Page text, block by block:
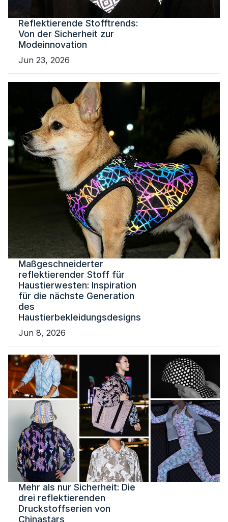
Reflektierende Stofftrends:
Von der Sicherheit zur
Modeinnovation
Jun 23, 2026
Maßgeschneiderter
reflektierender Stoff für
Haustierwesten: Inspiration
für die nächste Generation
des
Haustierbekleidungsdesigns
Jun 8, 2026
Mehr als nur Sicherheit: Die
drei reflektierenden
Druckstoffserien von
Chinastars